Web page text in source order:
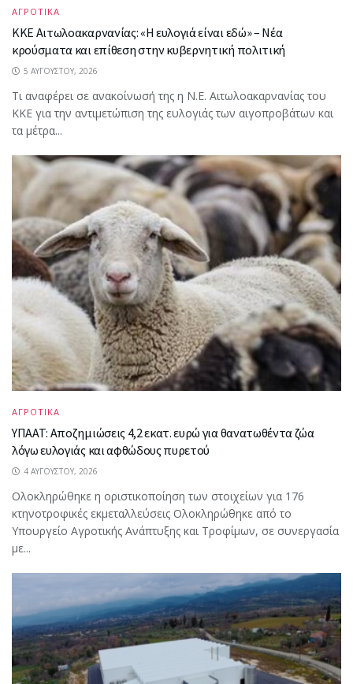
ΑΓΡΟΤΙΚΑ
ΚΚΕ Αιτωλοακαρνανίας: «Η ευλογιά είναι εδώ» – Νέα
κρούσματα και επίθεση στην κυβερνητική πολιτική
5 ΑΥΓΟΎΣΤΟΥ, 2026
Τι αναφέρει σε ανακοίνωσή της η Ν.Ε. Αιτωλοακαρνανίας του
ΚΚΕ για την αντιμετώπιση της ευλογιάς των αιγοπροβάτων και
τα μέτρα...
ΑΓΡΟΤΙΚΑ
ΥΠΑΑΤ: Αποζημιώσεις 4,2 εκατ. ευρώ για θανατωθέντα ζώα
λόγω ευλογιάς και αφθώδους πυρετού
4 ΑΥΓΟΎΣΤΟΥ, 2026
Ολοκληρώθηκε η οριστικοποίηση των στοιχείων για 176
κτηνοτροφικές εκμεταλλεύσεις Ολοκληρώθηκε από το
Υπουργείο Αγροτικής Ανάπτυξης και Τροφίμων, σε συνεργασία
με...